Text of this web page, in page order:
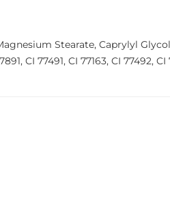
Stearate, Caprylyl
CI 77491, CI 77163, CI 77492, CI